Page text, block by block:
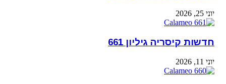
יוני 25, 2026
חדשות קיסריה גיליון 661
יוני 11, 2026